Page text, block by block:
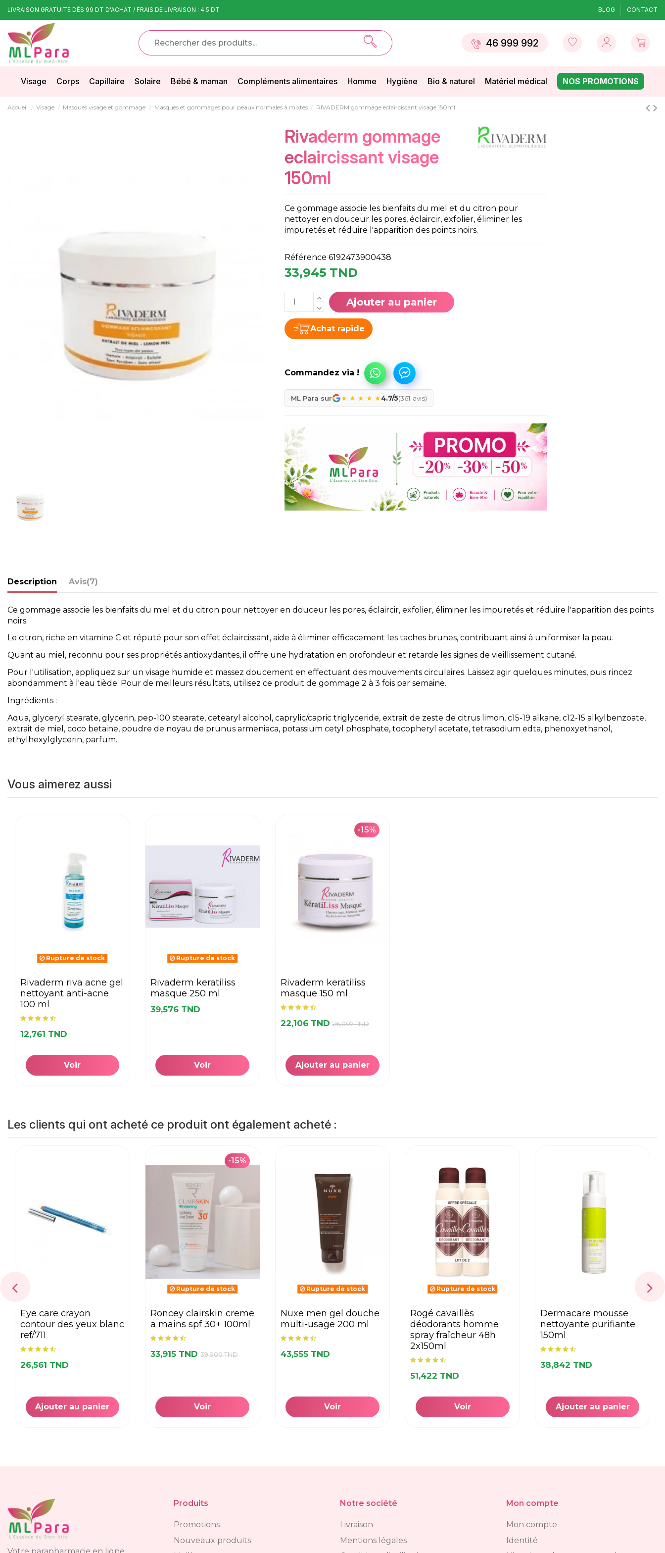
LIVRAISON GRATUITE DÈS 99 DT D'ACHAT / FRAIS DE LIVRAISON : 4.5 DT BLOG CONTACT
46 999 992
Visage Corps Capillaire Solaire Bébé & maman Compléments alimentaires Homme Hygiène Bio & naturel Matériel médical NOS PROMOTIONS
Accueil Visage Masques visage et gommage Masques et gommages pour peaux normales à mixtes RIVADERM gommage eclaircissant visage 150ml
rivaderm gommage
eclaircissant visage
150ml
Ce gommage associe les bienfaits du miel et du citron pour
nettoyer en douceur les pores, éclaircir, exfolier, éliminer les
impuretés et réduire l'apparition des points noirs.
Référence 6192473900438
33,945 TND
Ajouter au panier
Achat rapide
ML Para sur ★ ★ ★ ★ ★4.7/5(361 avis)
Description Avis(7)
Ce gommage associe les bienfaits du miel et du citron pour nettoyer en douceur les pores, éclaircir, exfolier, éliminer les impuretés et réduire l'apparition des points
noirs.
Le citron, riche en vitamine C et réputé pour son effet éclaircissant, aide à éliminer efficacement les taches brunes, contribuant ainsi à uniformiser la peau.
Quant au miel, reconnu pour ses propriétés antioxydantes, il offre une hydratation en profondeur et retarde les signes de vieillissement cutané.
Pour l'utilisation, appliquez sur un visage humide et massez doucement en effectuant des mouvements circulaires. Laissez agir quelques minutes, puis rincez
abondamment à l'eau tiède. Pour de meilleurs résultats, utilisez ce produit de gommage 2 à 3 fois par semaine.
Ingrédients :
Aqua, glyceryl stearate, glycerin, pep-100 stearate, cetearyl alcohol, caprylic/capric triglyceride, extrait de zeste de citrus limon, c15-19 alkane, c12-15 alkylbenzoate,
extrait de miel, coco betaine, poudre de noyau de prunus armeniaca, potassium cetyl phosphate, tocopheryl acetate, tetrasodium edta, phenoxyethanol,
ethylhexylglycerin, parfum.
Vous aimerez aussi
Rupture de stock
rivaderm riva acne gel
nettoyant anti-acne
100 ml
12,761 TND
Voir
Rupture de stock
rivaderm keratiliss
masque 250 ml
39,576 TND
Voir
-15%
rivaderm keratiliss
masque 150 ml
22,106 TND26,007 TND
Ajouter au panier
Les clients qui ont acheté ce produit ont également acheté :
eye care crayon
contour des yeux blanc
ref/711
26,561 TND
Ajouter au panier
-15%
Rupture de stock
roncey clairskin creme
a mains spf 30+ 100ml
33,915 TND 39,900 TND
Voir
Rupture de stock
nuxe men gel douche
multi-usage 200 ml
43,555 TND
Voir
Rupture de stock
rogé cavaillès
déodorants homme
spray fraîcheur 48h
2x150ml
51,422 TND
Voir
dermacare mousse
nettoyante purifiante
150ml
38,842 TND
Ajouter au panier
Produits
Promotions
Nouveaux produits
Notre société
Livraison
Mentions légales
Mon compte
Mon compte
Identité